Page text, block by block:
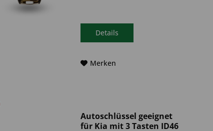
verbaut. Bitte achte darauf,
dass der Autoschlüssel
Details
Merken
Autoschlüssel geeignet
für Kia mit 3 Tasten ID46